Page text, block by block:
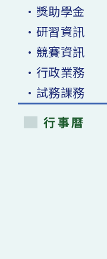
•獎助學金
•研習資訊
•競賽資訊
•行政業務
•試務課務
行事曆